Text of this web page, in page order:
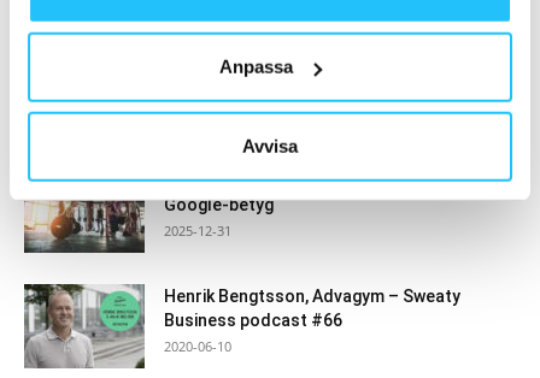
Anpassa
Avvisa
MEST POPULÄRA
Building a Stronger World — Eleiko
2025-06-26
Här är Sveriges bästa gym 2026 – enligt
Google-betyg
2025-12-31
Henrik Bengtsson, Advagym – Sweaty
Business podcast #66
2020-06-10